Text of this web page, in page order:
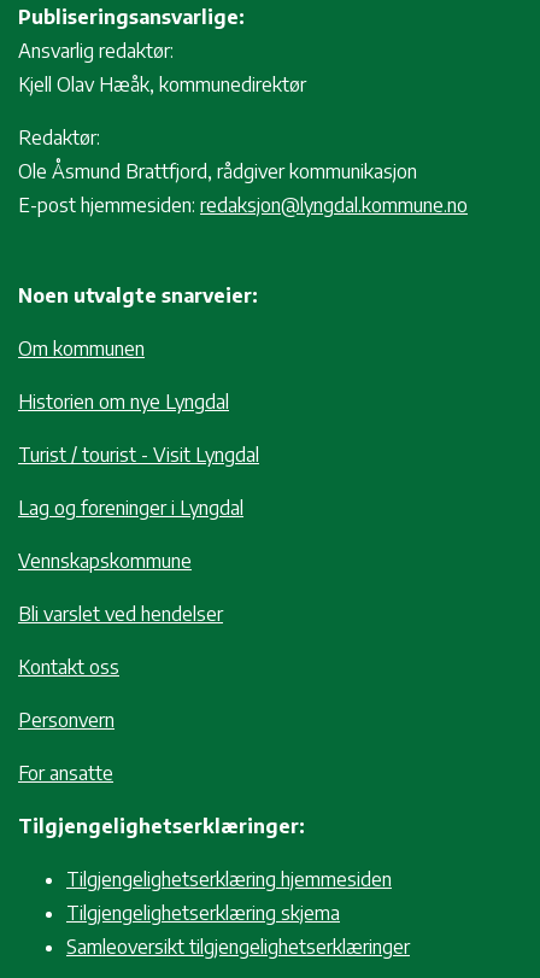
Publiseringsansvarlige:
Ansvarlig redaktør:
Kjell Olav Hæåk, kommunedirektør
Redaktør:
Ole Åsmund Brattfjord, rådgiver kommunikasjon
E-post hjemmesiden: redaksjon@lyngdal.kommune.no
Noen utvalgte snarveier:
Om kommunen
Historien om nye Lyngdal
Turist / tourist - Visit Lyngdal
Lag og foreninger i Lyngdal
Vennskapskommune
Bli varslet ved hendelser
Kontakt oss
Personvern
For ansatte
Tilgjengelighetserklæringer:
Tilgjengelighetserklæring hjemmesiden
Tilgjengelighetserklæring skjema
Samleoversikt tilgjengelighetserklæringer